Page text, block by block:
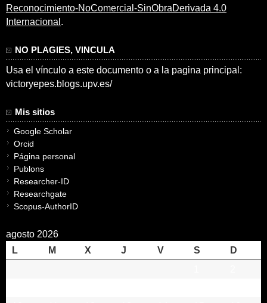
Reconocimiento-NoComercial-SinObraDerivada 4.0
Internacional .
NO PLAGIES, VINCULA
Usa el vínculo a este documento o a la pagina principal:
victoryepes.blogs.upv.es/
Mis sitios
Google Scholar
Orcid
Página personal
Publons
Researcher-ID
Researchgate
Scopus-AuthorID
agosto 2026
L
M X J V S
D